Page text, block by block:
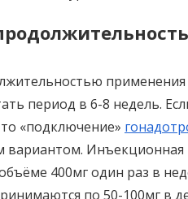
применения
период в 6-8 недель.
«подключение»
вариантом. Инъекционная
400мг один раз в
по 50-100мг в